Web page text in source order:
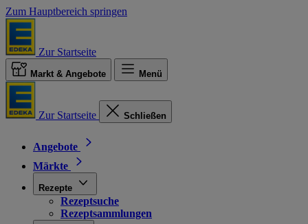
Zum Hauptbereich springen
Zur Startseite
Markt & Angebote Menü
Zur Startseite Schließen
Angebote
Märkte
Rezepte
Rezeptsuche
Rezeptsammlungen